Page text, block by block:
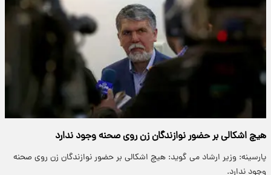
هیچ اشکالی بر حضور نوازندگان زن روی صحنه وجود ندارد
پارسینه: وزیر ارشاد می گوید: هیچ اشکالی بر حضور نوازندگان زن روی صحنه
وجود ندارد.